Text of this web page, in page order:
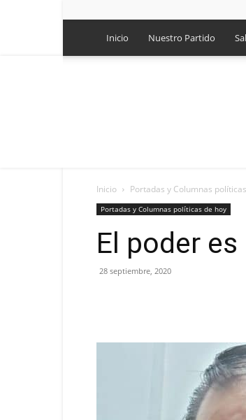
Inicio Nuestro Partido
Inicio Portadas y Columnas
Portadas y Columnas políticas de hoy
El poder
28 septiembre, 2020